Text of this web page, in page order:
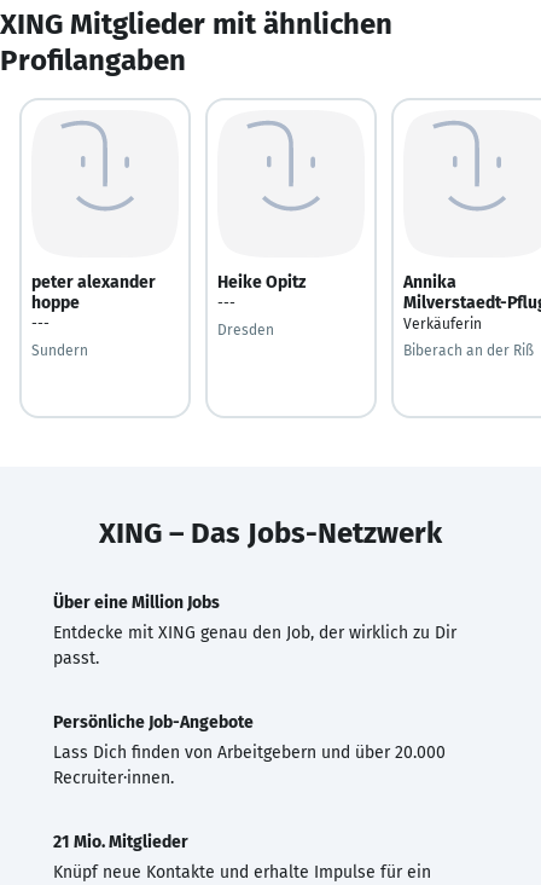
XING Mitglieder mit ähnlichen
Profilangaben
peter alexander
hoppe
---
Sundern
Heike Opitz
---
Dresden
Annika
Milverstaedt-
Verkäuferin
Biberach an der Riß
XING – Das Jobs-Netzwerk
Über eine Million Jobs
Entdecke mit XING genau den Job, der wirklich zu Dir
passt.
Persönliche Job-Angebote
Lass Dich finden von Arbeitgebern und über 20.000
Recruiter·innen.
21 Mio. Mitglieder
Knüpf neue Kontakte und erhalte Impulse für ein